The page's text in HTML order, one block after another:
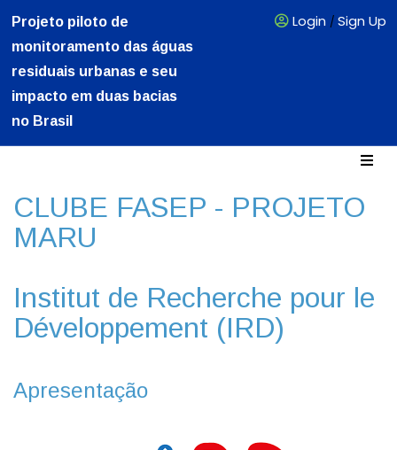
Projeto piloto de
monitoramento das águas
residuais urbanas e seu
impacto em duas bacias
no Brasil
Login / Sign Up
CLUBE FASEP - PROJETO
MARU
Institut de Recherche pour le
Développement (IRD)
Apresentação